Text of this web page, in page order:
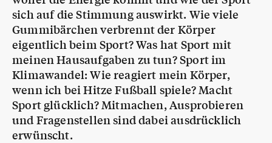
sich auf die Stimmung auswirkt. Wie viele
Gummibärchen verbrennt der Körper
eigentlich beim Sport? Was hat Sport mit
meinen Hausaufgaben zu tun? Sport im
Klimawandel: Wie reagiert mein Körper,
wenn ich bei Hitze Fußball spiele? Macht
Sport glücklich? Mitmachen, Ausprobieren
und Fragenstellen sind dabei ausdrücklich
erwünscht.